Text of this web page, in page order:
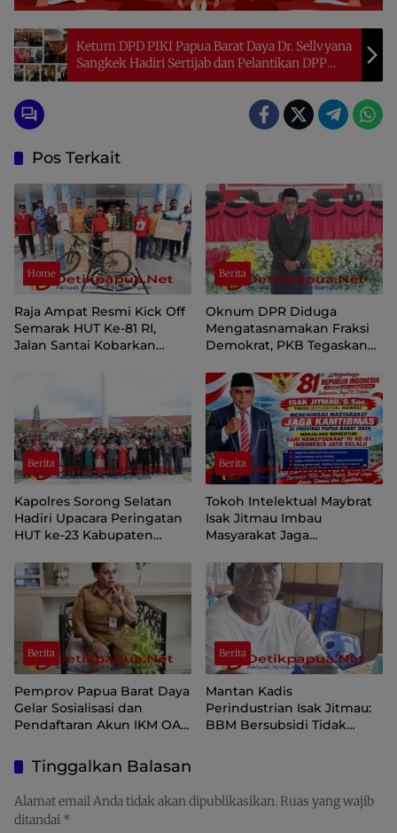
Ketum DPD PIKI Papua Barat Daya Dr. Sellvyana
Sangkek Hadiri Sertijab dan Pelantikan DPP
PIKI 2026-2031
Pos Terkait
Home
Raja Ampat Resmi Kick Off
Semarak HUT Ke-81 RI,
Jalan Santai Kobarkan
Berita
Oknum DPR Diduga
Mengatasnamakan Fraksi
Demokrat, PKB Tegaskan
Papua Pegunungan
Berita
Kapolres Sorong Selatan
Hadiri Upacara Peringatan
HUT ke-23 Kabupaten
Berita
Tokoh Intelektual Maybrat
Isak Jitmau Imbau
Masyarakat Jaga
81 Kemerdekaan RI
Berita
Pemprov Papua Barat Daya
Gelar Sosialisasi dan
Pendaftaran Akun IKM OAP
Berita
Mantan Kadis
Perindustrian Isak Jitmau:
BBM Bersubsidi Tidak
Tinggalkan Balasan
Alamat email Anda tidak akan dipublikasikan.Ruas yang wajib
ditandai *